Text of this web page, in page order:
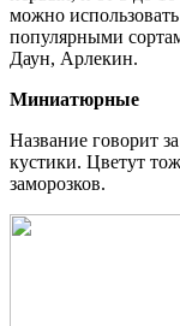
можно
популярными
Даун, Арлекин.
Миниатюрные
Название говорит
кустики. Цветут
заморозков.